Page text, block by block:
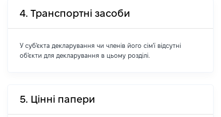
4. Транспортні засоби
У суб'єкта декларування чи членів його сім'ї відсутні
об'єкти для декларування в цьому розділі.
5. Цінні папери